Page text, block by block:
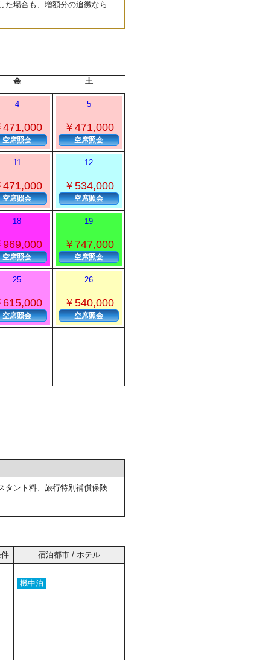
た場合も、増額分の追徴なら
金 土
4
471,000
空席照会
5
￥471,000
空席照会
11
471,000
空席照会
12
￥534,000
空席照会
18
969,000
空席照会
19
￥747,000
空席照会
25
615,000
空席照会
26
￥540,000
空席照会
タント料、旅行特別補償保険
宿泊都市 / ホテル
機中泊